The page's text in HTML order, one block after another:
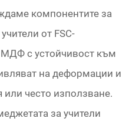
компонентите за
от FSC-
с устойчивост към
на деформации и
често използване.
за учители